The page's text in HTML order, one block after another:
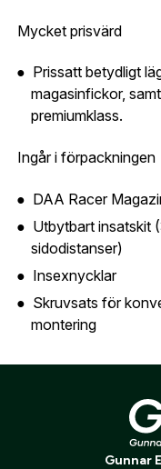
Mycket prisvärd
Prissatt betydligt
magasinfickor,
premiumklass.
Ingår i förpackningen
DAA Racer
Utbytbart insatskit
sidodistanser)
Insexnycklar
Skruvsats för
montering
Gunnar